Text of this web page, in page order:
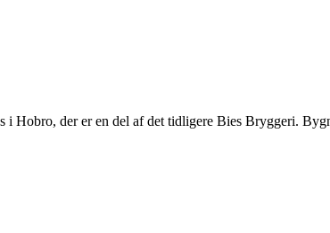
i Hobro, der er en del af det tidligere Bies Bryggeri.